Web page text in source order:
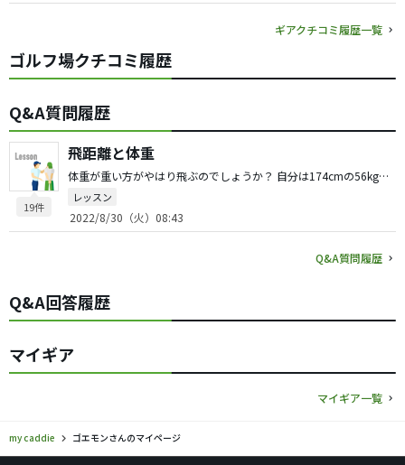
ギアクチコミ履歴一覧
ゴルフ場クチコミ履歴
Q&A質問履歴
19件
飛距離と体重
体重が重い方がやはり飛ぶのでしょうか？ 自分は174cmの56kgの痩せ型でもっと飛ばしたいと思い体重を増やそうかと思っています。 もちろんスイングの見直しも同時進行です。
レッスン
2022/8/30（火）08:43
Q&A質問履歴
Q&A回答履歴
マイギア
マイギア一覧
my caddie ゴエモンさんのマイページ